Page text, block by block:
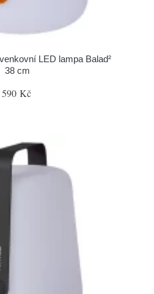
LED lampa Balad²
38 cm
Kč